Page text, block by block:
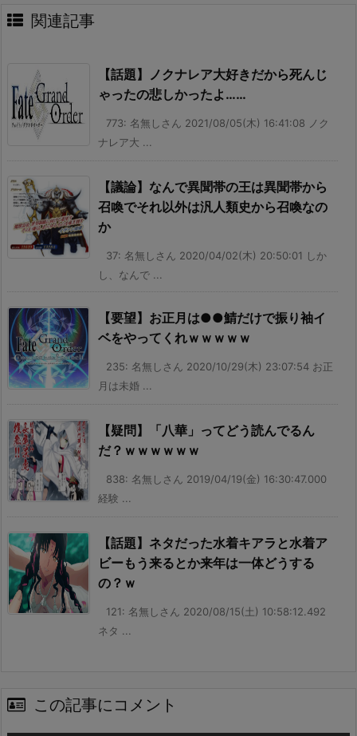
関連記事
【話題】ノクナレア大好きだから死んじ
ゃったの悲しかったよ……
773: 名無しさん 2021/08/05(木) 16:41:08 ノク
ナレア大 ...
【議論】なんで異聞帯の王は異聞帯から
召喚でそれ以外は汎人類史から召喚なの
か
37: 名無しさん 2020/04/02(木) 20:50:01 しか
し、なんで ...
【要望】お正月は●●鯖だけで振り袖イ
ベをやってくれｗｗｗｗｗ
235: 名無しさん 2020/10/29(木) 23:07:54 お正
月は未婚 ...
【疑問】「八華」ってどう読んでるん
だ？ｗｗｗｗｗｗ
838: 名無しさん 2019/04/19(金) 16:30:47.000
経験 ...
【話題】ネタだった水着キアラと水着ア
ビーもう来るとか来年は一体どうする
の？ｗ
121: 名無しさん 2020/08/15(土) 10:58:12.492
ネタ ...
この記事にコメント